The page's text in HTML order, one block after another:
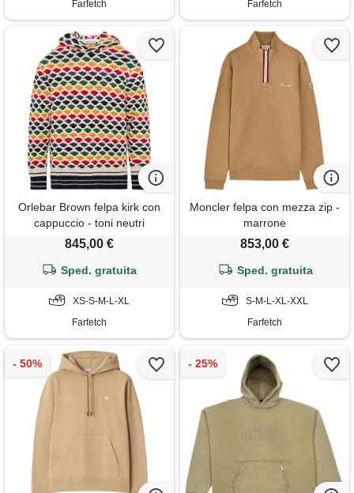
Farfetch
Farfetch
Orlebar Brown felpa kirk con
cappuccio - toni neutri
845,00 €
Sped. gratuita
XS-S-M-L-XL
Farfetch
Moncler felpa con mezza zip -
marrone
853,00 €
Sped. gratuita
S-M-L-XL-XXL
Farfetch